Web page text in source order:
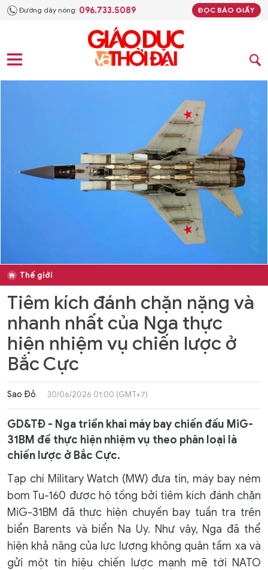
Đường dây nóng: 096.733.5089 ĐỌC BÁO GIẤY
Thế giới
Tiêm kích đánh chặn nặng và
nhanh nhất của Nga thực
hiện nhiệm vụ chiến lược ở
Bắc Cực
Sao Đỏ 30/06/2026 01:00 (GMT+7)
GD&TĐ - Nga triển khai máy bay chiến đấu MiG-
31BM để thực hiện nhiệm vụ theo phân loại là
chiến lược ở Bắc Cực.
Tạp chí Military Watch (MW) đưa tin, máy bay ném
bom Tu-160 được hộ tống bởi tiêm kích đánh chặn
MiG-31BM đã thực hiện chuyến bay tuần tra trên
biển Barents và biển Na Uy. Như vậy, Nga đã thể
hiện khả năng của lực lượng không quân tầm xa và
gửi một tín hiệu chiến lược mạnh mẽ tới NATO